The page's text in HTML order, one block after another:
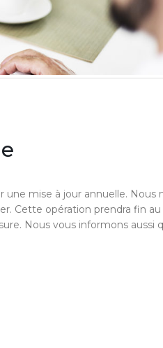
mise à jour annuelle. Nous
Cette opération prendra fin au
Nous vous informons aussi